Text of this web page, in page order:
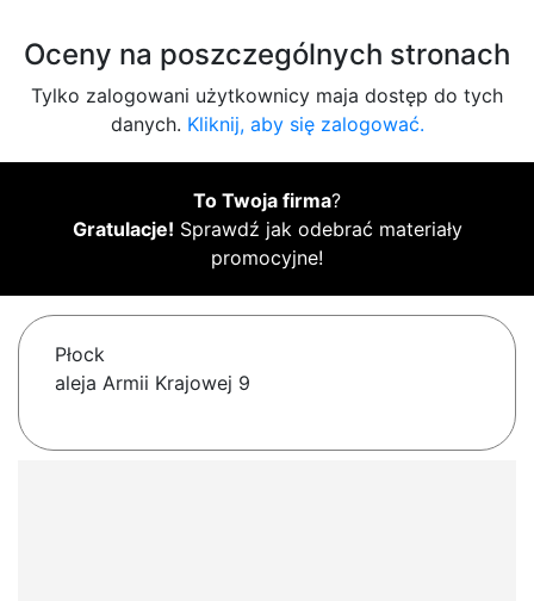
Oceny na poszczególnych stronach
Tylko zalogowani użytkownicy maja dostęp do tych
danych. Kliknij, aby się zalogować.
To Twoja firma?
Gratulacje! Sprawdź jak odebrać materiały
promocyjne!
Płock
aleja Armii Krajowej 9